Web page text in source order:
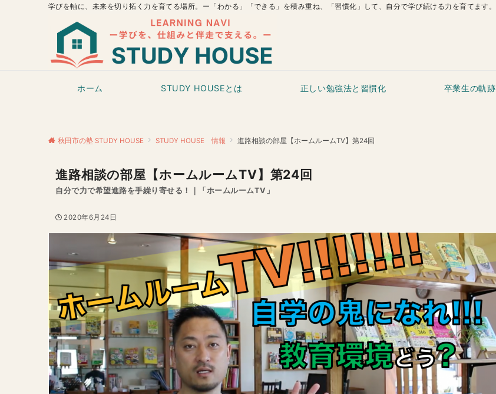
学びを軸に、未来を切り拓く力を育てる場所。ー「わかる」「できる」を積み重ね、「習慣化」して、自分で学び続ける力を育てます。
ホーム STUDY HOUSEとは 正しい勉強法と習慣化 卒業生の軌跡
秋田市の塾 STUDY HOUSE STUDY HOUSE 情報 進路相談の部屋【ホームルームTV】第24回
進路相談の部屋【ホームルームTV】第24回
自分で力で希望進路を手繰り寄せる！｜「ホームルームTV」
2020年6月24日